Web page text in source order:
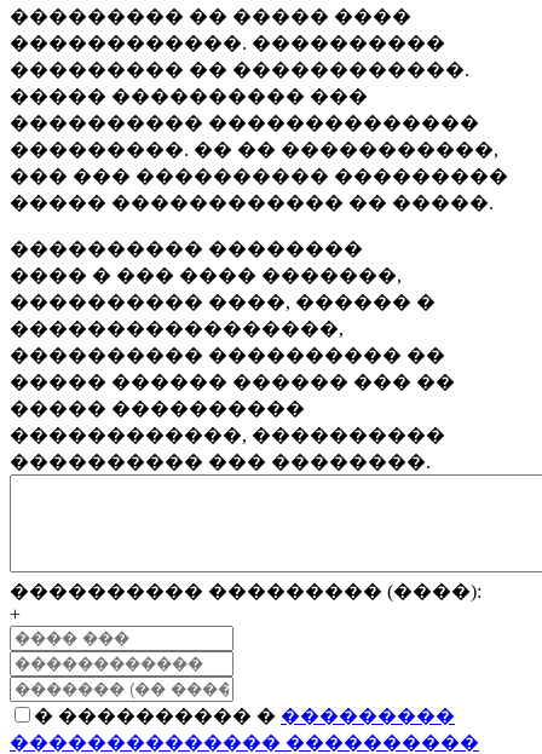
��������� �� ����� ����
������������. ����������
��������� �� ������������.
����� ���������� ���
���������� ��������������
���������. �� �� �����������,
��� ��� ���������� ���������
����� ������������ �� �����.
���������� ��������
���� � ��� ���� �������,
���������� ����, ������ �
�����������������,
���������� ���������� ��
����� ������ ������ ��� ��
����� ����������
������������, ����������
���������� ��� ��������.
���������� ��������� (����):
+
� ���������� � ���������
�������������� ����������